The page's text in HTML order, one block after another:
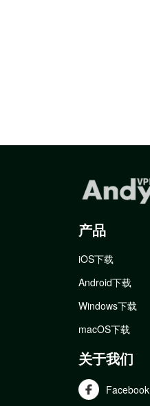
产品
iOS下载
Android下载
Windows下载
macOS下载
关于我们
Facebook